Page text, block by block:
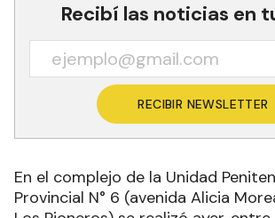
Recibí las noticias en
RECIBIR NEWSLETTER
En el complejo de la Unidad
Provincial N° 6 (avenida Alicia